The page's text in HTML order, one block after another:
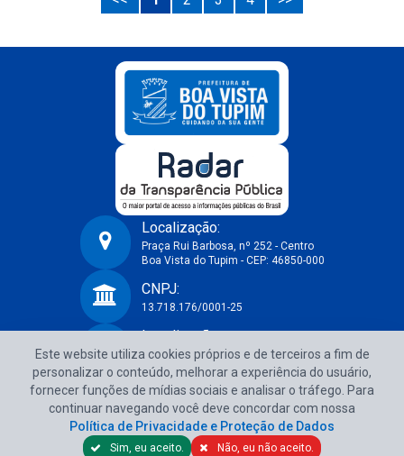
Prefeitura Municipal de Boa Vista do Tupim-BA
Localização:
Praça Rui Barbosa, nº 252 - Centro
Boa Vista do Tupim - CEP: 46850-000
CNPJ:
13.718.176/0001-25
Localização:
Praça Rui Barbosa, nº 252 - Centro
Boa Vista do Tupim - CEP: 46850-000
CNPJ:
13.718.176/0001-25
Política de Privacidade e Proteção de Dados
Este website utiliza cookies próprios e de terceiros a fim de
personalizar o conteúdo, melhorar a experiência do usuário,
fornecer funções de mídias sociais e analisar o tráfego. Para
continuar navegando você deve concordar com nossa
Política de Privacidade e Proteção de Dados
Sim, eu aceito. Não, eu não aceito.